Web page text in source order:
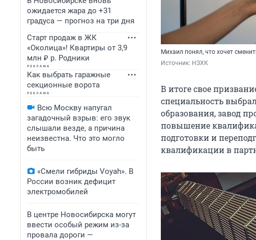
ожидается жара до +31
градуса — прогноз на три дня
Старт продаж в ЖК
«Околица»! Квартиры от 3,9
млн ₽ р. Родники
Как выбрать гаражные
секционные ворота
Всю Москву напугал
загадочный взрыв: его звук
слышали везде, а причина
неизвестна. Что это могло
быть
«Смели гибриды Voyah». В
России возник дефицит
электромобилей
В центре Новосибирска могут
ввести особый режим из-за
провала дороги —
Михаил понял, что хочет
Источник: НЗХК
В итоге свое
специальность
образования, завод
повышение
подготовки и
квалификации в